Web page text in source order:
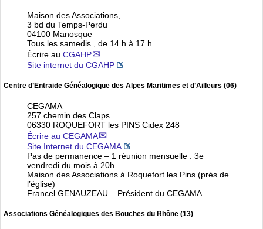
Maison des Associations,
3 bd du Temps-Perdu
04100 Manosque
Tous les samedis , de 14 h à 17 h
Écrire au CGAHP
Site internet du CGAHP
Centre d’Entraide Généalogique des Alpes Maritimes et d’Ailleurs (06)
CEGAMA
257 chemin des Claps
06330 ROQUEFORT les PINS Cidex 248
Écrire au CEGAMA
Site Internet du CEGAMA
Pas de permanence – 1 réunion mensuelle : 3e
vendredi du mois à 20h
Maison des Associations à Roquefort les Pins (près de
l’église)
Francel GENAUZEAU – Président du CEGAMA
Associations Généalogiques des Bouches du Rhône (13)